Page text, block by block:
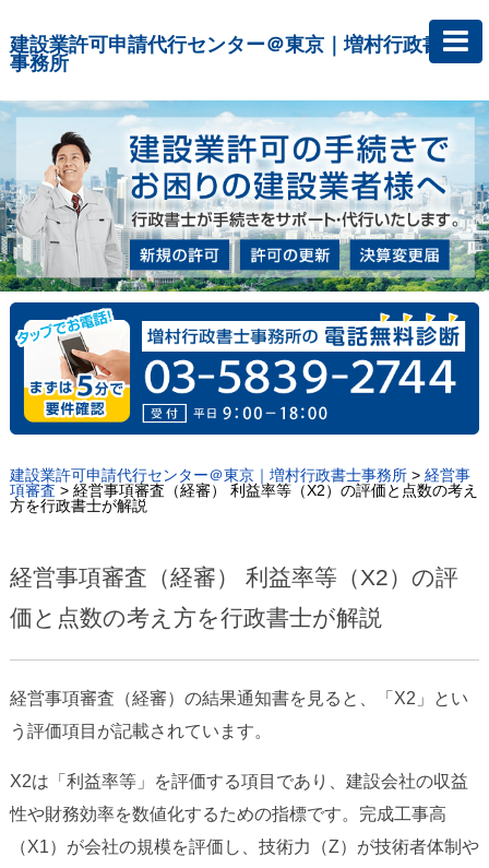
建設業許可申請代行センター＠東京｜増村行政書士
事務所
建設業許可申請代行センター＠東京｜増村行政書士事務所> 経営事
項審査 > 経営事項審査（経審） 利益率等（X2）の評価と点数の考え
方を行政書士が解説
経営事項審査（経審） 利益率等（X2）の評
価と点数の考え方を行政書士が解説
経営事項審査（経審）の結果通知書を見ると、「X2」とい
う評価項目が記載されています。
X2は「利益率等」を評価する項目であり、建設会社の収益
性や財務効率を数値化するための指標です。完成工事高
（X1）が会社の規模を評価し、技術力（Z）が技術者体制や